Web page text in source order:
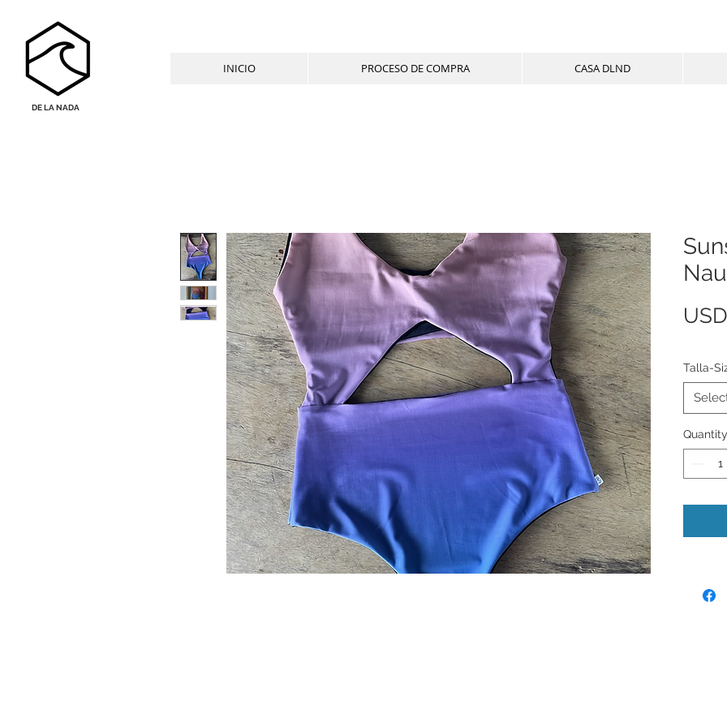
DE LA NADA
INICIO PROCESO DE COMPRA CASA DLND
Talla-
Quantity